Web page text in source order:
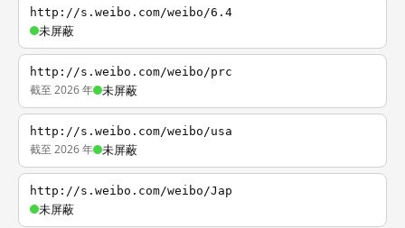
http://s.weibo.com/weibo/6.4
未屏蔽
http://s.weibo.com/weibo/prc
截至 2026 年 未屏蔽
http://s.weibo.com/weibo/usa
截至 2026 年 未屏蔽
http://s.weibo.com/weibo/Jap
未屏蔽